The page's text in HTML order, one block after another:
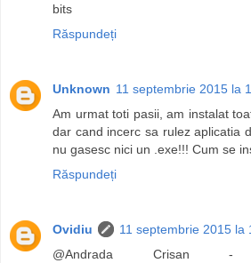
bits
Răspundeți
Unknown 11 septembrie 2015 la
Am urmat toti pasii, am instalat
dar cand incerc sa rulez aplicatia
nu gasesc nici un .exe!!! Cum se
Răspundeți
Ovidiu
11 septembrie 2015 la
@Andrada Crisan -